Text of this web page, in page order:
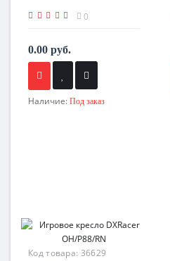
0
0.00 руб.
Наличие: Под заказ
Код товара: 36629